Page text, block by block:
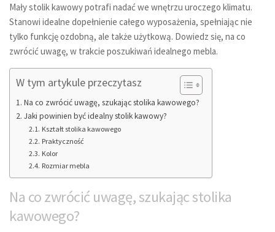
Mały stolik kawowy potrafi nadać we wnętrzu uroczego klimatu.
Stanowi idealne dopełnienie całego wyposażenia, spełniając nie
tylko funkcję ozdobną, ale także użytkową. Dowiedz się, na co
zwrócić uwagę, w trakcie poszukiwań idealnego mebla.
W tym artykule przeczytasz
Na co zwrócić uwagę, szukając stolika kawowego?
Jaki powinien być idealny stolik kawowy?
Kształt stolika kawowego
Praktyczność
Kolor
Rozmiar mebla
Na co zwrócić uwagę, szukając stolika
kawowego?